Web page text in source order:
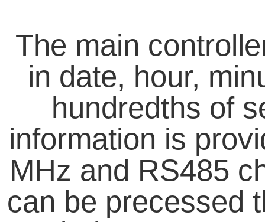
The main
in date, hour,
hundredths of
information is
MHz and RS485
can be precessed